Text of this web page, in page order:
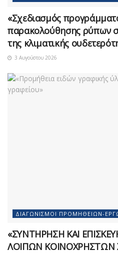
«Σχεδιασμός
παρακολούθησης ρύπων
της κλιματικής
3 Αυγούστου 2026
ΔΙΑΓΩΝΙΣΜΟΊ ΠΡΟΜΗΘΕΙΏΝ-
«ΣΥΝΤΗΡΗΣΗ ΚΑΙ
ΛΟΙΠΩΝ ΚΟΙΝΟΧΡΗΣΤΩΝ